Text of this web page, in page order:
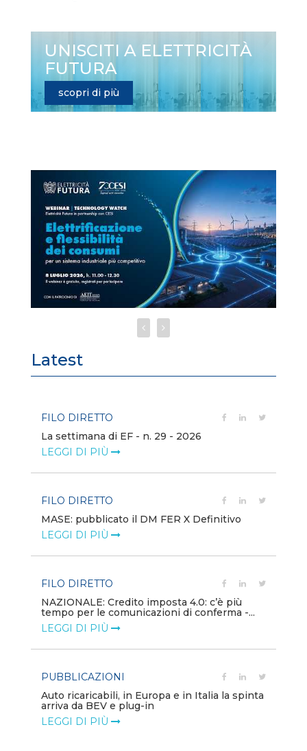
UNISCITI A ELETTRICITÀ
FUTURA
scopri di più
Latest
FILO DIRETTO
La settimana di EF - n. 29 - 2026
LEGGI DI PIÙ
FILO DIRETTO
MASE: pubblicato il DM FER X Definitivo
LEGGI DI PIÙ
FILO DIRETTO
NAZIONALE: Credito imposta 4.0: c’è più
tempo per le comunicazioni di conferma -...
LEGGI DI PIÙ
PUBBLICAZIONI
Auto ricaricabili, in Europa e in Italia la spinta
arriva da BEV e plug-in
LEGGI DI PIÙ